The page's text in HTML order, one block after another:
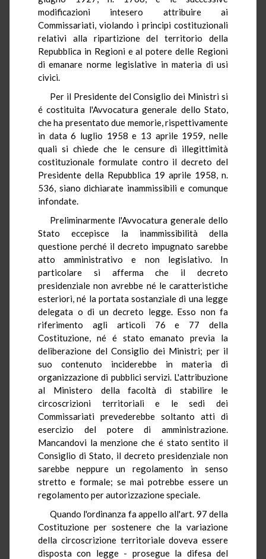
modificazioni intesero attribuire ai
Commissariati, violando i principi costituzionali
relativi alla ripartizione del territorio della
Repubblica in Regioni e al potere delle Regioni
di emanare norme legislative in materia di usi
civici.
Per il Presidente del Consiglio dei Ministri si
é costituita l'Avvocatura generale dello Stato,
che ha presentato due memorie, rispettivamente
in data 6 luglio 1958 e 13 aprile 1959, nelle
quali si chiede che le censure di illegittimità
costituzionale formulate contro il decreto del
Presidente della Repubblica 19 aprile 1958, n.
536, siano dichiarate inammissibili e comunque
infondate.
Preliminarmente l'Avvocatura generale dello
Stato eccepisce la inammissibilità della
questione perché il decreto impugnato sarebbe
atto amministrativo e non legislativo. In
particolare si afferma che il decreto
presidenziale non avrebbe né le caratteristiche
esteriori, né la portata sostanziale di una legge
delegata o di un decreto legge. Esso non fa
riferimento agli articoli 76 e 77 della
Costituzione, né é stato emanato previa la
deliberazione del Consiglio dei Ministri; per il
suo contenuto inciderebbe in materia di
organizzazione di pubblici servizi. L'attribuzione
al Ministero della facoltà di stabilire le
circoscrizioni territoriali e le sedi dei
Commissariati prevederebbe soltanto atti di
esercizio del potere di amministrazione.
Mancandovi la menzione che é stato sentito il
Consiglio di Stato, il decreto presidenziale non
sarebbe neppure un regolamento in senso
stretto e formale; se mai potrebbe essere un
regolamento per autorizzazione speciale.
Quando l'ordinanza fa appello all'art. 97 della
Costituzione per sostenere che la variazione
della circoscrizione territoriale doveva essere
disposta con legge - prosegue la difesa del